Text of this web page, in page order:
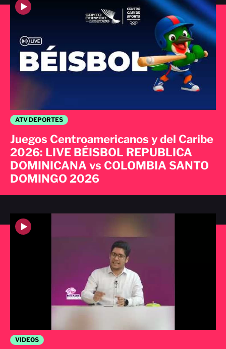
VIDEOS
ATV DEPORTES
Juegos Centroamericanos y del Caribe
2026: LIVE BÉISBOL REPUBLICA
DOMINICANA vs COLOMBIA SANTO
DOMINGO 2026